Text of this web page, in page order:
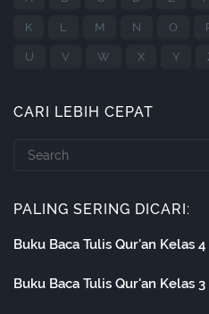
K L M N O
U V W X Y
CARI LEBIH CEPAT
PALING SERING DICARI:
Buku Baca Tulis Qur'an Kelas
Buku Baca Tulis Qur'an Kelas